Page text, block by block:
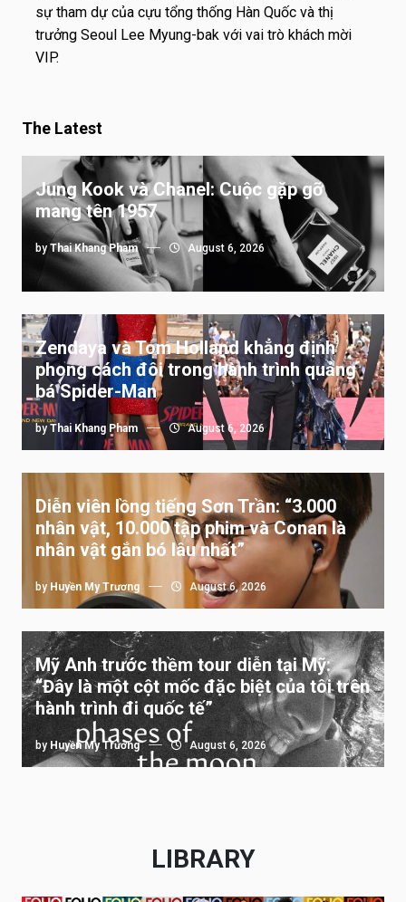
sự tham dự của cựu tổng thống Hàn Quốc và thị
trưởng Seoul Lee Myung-bak với vai trò khách mời
VIP.
The Latest
Jung Kook và Chanel: Cuộc gặp gỡ
mang tên 1957
by Thai Khang Pham August 6, 2026
Zendaya và Tom Holland khẳng định
phong cách đôi trong hành trình quảng
bá Spider-Man
by Thai Khang Pham August 6, 2026
Diễn viên lồng tiếng Sơn Trần: “3.000
nhân vật, 10.000 tập phim và Conan là
nhân vật gắn bó lâu nhất”
by Huyền My Trương August 6, 2026
Mỹ Anh trước thềm tour diễn tại Mỹ:
“Đây là một cột mốc đặc biệt của tôi trên
hành trình đi quốc tế”
by Huyền My Trương August 6, 2026
LIBRARY